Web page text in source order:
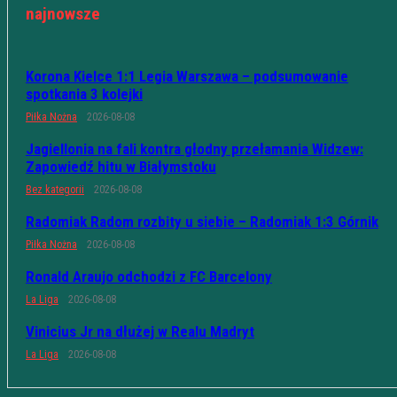
najnowsze
Korona Kielce 1:1 Legia Warszawa – podsumowanie
spotkania 3 kolejki
Piłka Nożna 2026-08-08
Jagiellonia na fali kontra głodny przełamania Widzew:
Zapowiedź hitu w Białymstoku
Bez kategorii 2026-08-08
Radomiak Radom rozbity u siebie – Radomiak 1:3 Górnik
Piłka Nożna 2026-08-08
Ronald Araujo odchodzi z FC Barcelony
La Liga 2026-08-08
Vinicius Jr na dłużej w Realu Madryt
La Liga 2026-08-08